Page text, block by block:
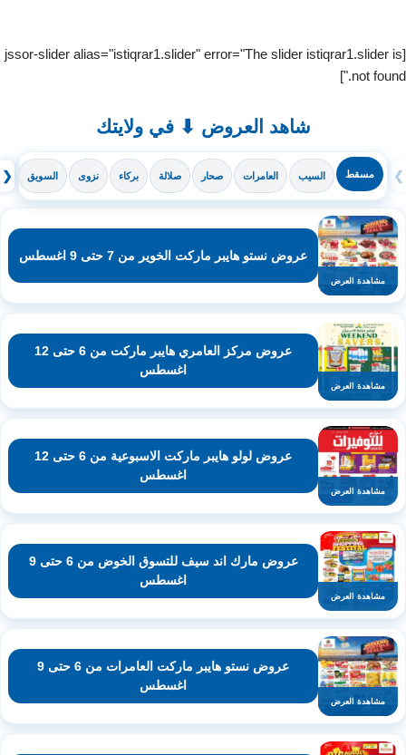
[jssor-slider alias="istiqrar1.slider" error="The slider istiqrar1.slider is
not found."]
شاهد العروض ⬇ في ولايتك
❮ مسقط السيب العامرات صحار صلالة بركاء نزوى السويق ❯
مشاهدة العرض
عروض نستو هايبر ماركت الخوير من 7 حتى 9 اغسطس
مشاهدة العرض
عروض مركز العامري هايبر ماركت من 6 حتى 12
اغسطس
مشاهدة العرض
عروض لولو هايبر ماركت الاسبوعية من 6 حتى 12
اغسطس
مشاهدة العرض
عروض مارك اند سيف للتسوق الخوض من 6 حتى 9
اغسطس
مشاهدة العرض
عروض نستو هايبر ماركت العامرات من 6 حتى 9
اغسطس